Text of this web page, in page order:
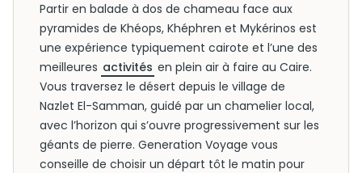
Partir en balade à dos de chameau face aux
pyramides de Khéops, Khéphren et Mykérinos est
une expérience typiquement cairote et l’une des
meilleures activités en plein air à faire au Caire.
Vous traversez le désert depuis le village de
Nazlet El-Samman, guidé par un chamelier local,
avec l’horizon qui s’ouvre progressivement sur les
géants de pierre. Generation Voyage vous
conseille de choisir un départ tôt le matin pour